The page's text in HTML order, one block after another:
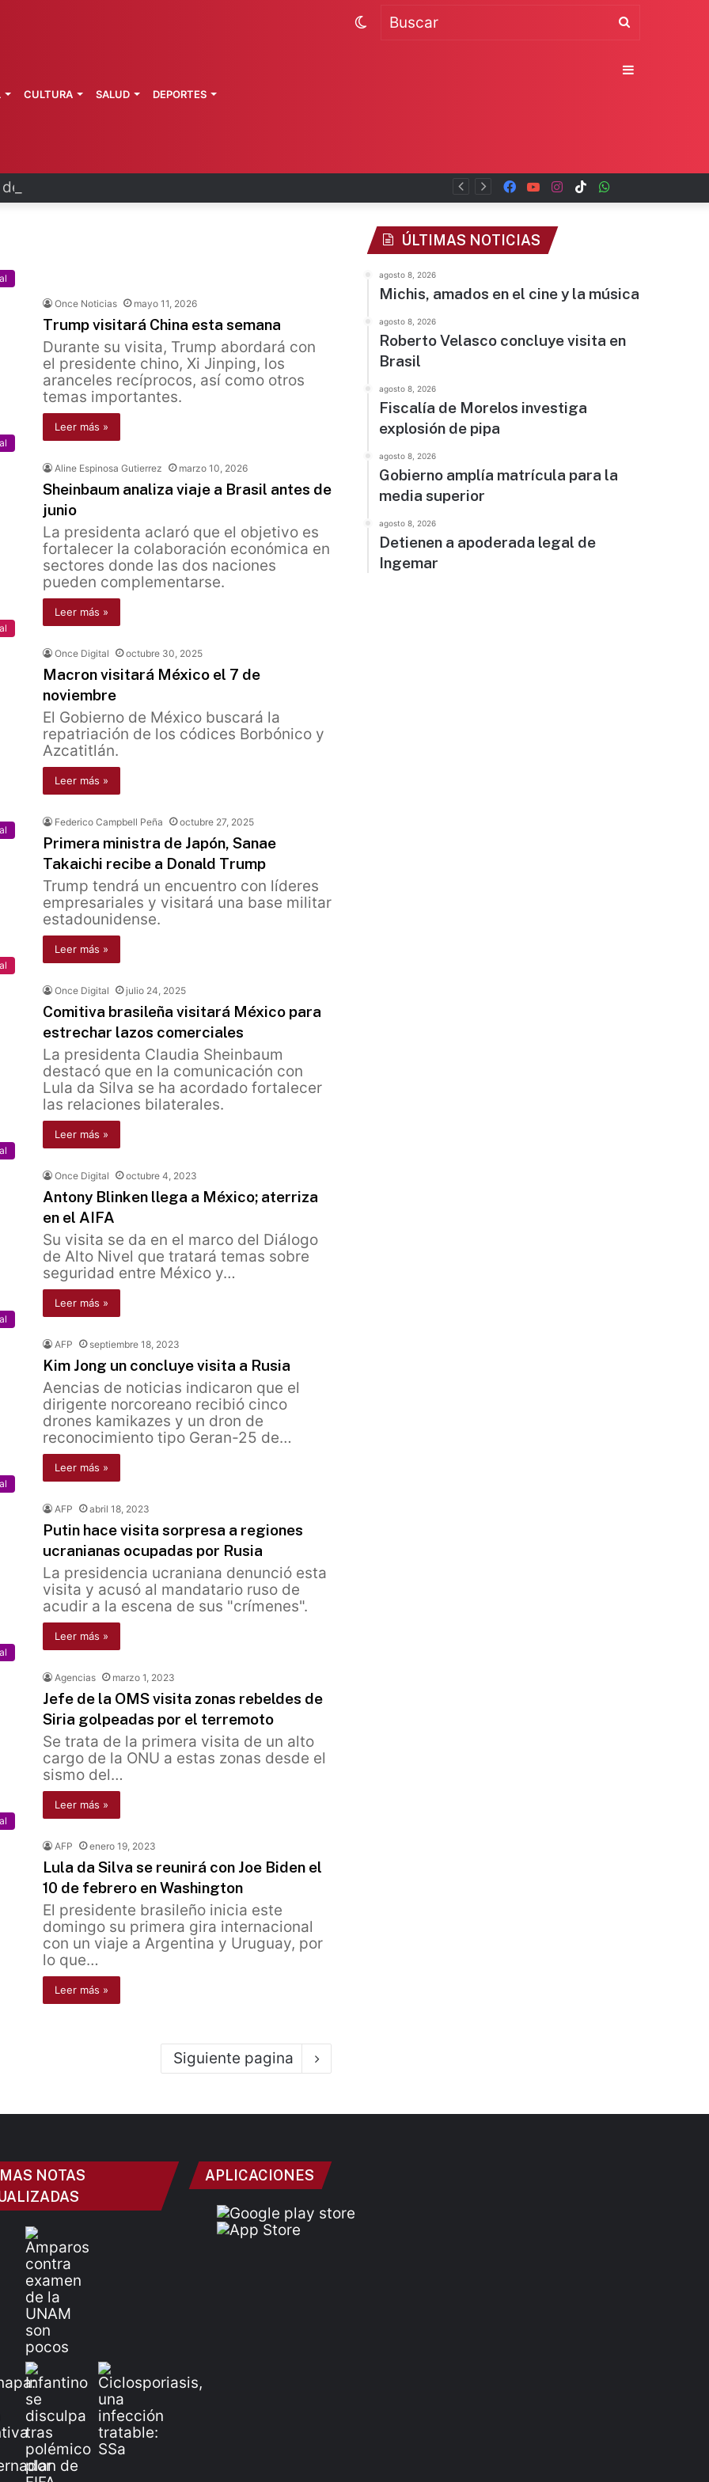
Morelos investiga explosión de pipa TikTok
Instagram
YouTube
Facebook
CULTURA SALUD DEPORTES
Switch
Once Noticias mayo 11, 2026
Trump visitará China esta semana
Durante su visita, Trump abordará con
el presidente chino, Xi Jinping, los
aranceles recíprocos, así como otros
temas importantes.
Leer más »
Aline Espinosa Gutierrez marzo 10, 2026
Sheinbaum analiza viaje a Brasil antes de
junio
La presidenta aclaró que el objetivo es
fortalecer la colaboración económica en
sectores donde las dos naciones
pueden complementarse.
Leer más »
Once Digital octubre 30, 2025
Macron visitará México el 7 de
noviembre
El Gobierno de México buscará la
repatriación de los códices Borbónico y
Azcatitlán.
Leer más »
Federico Campbell Peña octubre 27, 2025
Primera ministra de Japón, Sanae
Takaichi recibe a Donald Trump
Trump tendrá un encuentro con líderes
empresariales y visitará una base militar
estadounidense.
Leer más »
Once Digital julio 24, 2025
Comitiva brasileña visitará México para
estrechar lazos comerciales
La presidenta Claudia Sheinbaum
destacó que en la comunicación con
Lula da Silva se ha acordado fortalecer
las relaciones bilaterales.
Leer más »
Once Digital octubre 4, 2023
Antony Blinken llega a México; aterriza
en el AIFA
Su visita se da en el marco del Diálogo
de Alto Nivel que tratará temas sobre
seguridad entre México y…
Leer más »
AFP septiembre 18, 2023
Kim Jong un concluye visita a Rusia
Aencias de noticias indicaron que el
dirigente norcoreano recibió cinco
drones kamikazes y un dron de
reconocimiento tipo Geran-25 de…
Leer más »
AFP abril 18, 2023
Putin hace visita sorpresa a regiones
ucranianas ocupadas por Rusia
La presidencia ucraniana denunció esta
visita y acusó al mandatario ruso de
acudir a la escena de sus "crímenes".
Leer más »
Agencias marzo 1, 2023
Jefe de la OMS visita zonas rebeldes de
Siria golpeadas por el terremoto
Se trata de la primera visita de un alto
cargo de la ONU a estas zonas desde el
sismo del…
Leer más »
AFP enero 19, 2023
Lula da Silva se reunirá con Joe Biden el
10 de febrero en Washington
El presidente brasileño inicia este
domingo su primera gira internacional
con un viaje a Argentina y Uruguay, por
lo que…
Leer más »
Siguiente pagina
ÚLTIMAS NOTICIAS
agosto 8, 2026
Michis, amados en el cine y la música
agosto 8, 2026
Roberto Velasco concluye visita en
Brasil
agosto 8, 2026
Fiscalía de Morelos investiga
explosión de pipa
agosto 8, 2026
Gobierno amplía matrícula para la
media superior
agosto 8, 2026
Detienen a apoderada legal de
Ingemar
NOTAS
APLICACIONES